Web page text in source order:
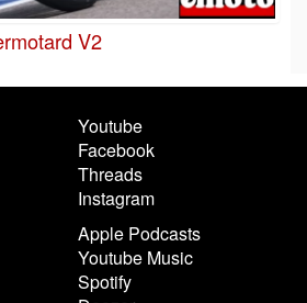
V2
Youtube
Facebook
Threads
Instagram
Apple Podcasts
Youtube Music
Spotify